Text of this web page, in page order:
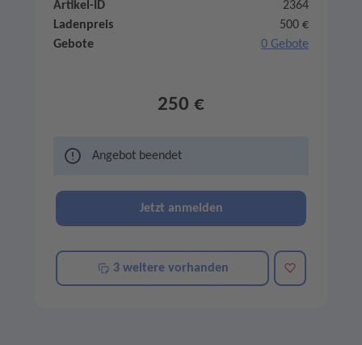
Artikel-ID
2364
Ladenpreis
500 €
Gebote
0 Gebote
250 €
Angebot beendet
Jetzt anmelden
3 weitere vorhanden Merken